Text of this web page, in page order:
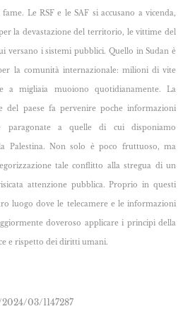
Le RSF e le SAF si accusano a vicenda,
la devastazione del territorio, le vittime del
versano i sistemi pubblici. Quello in Sudan è
la comunità internazionale: milioni di vite
migliaia muoiono quotidianamente. La
del paese fa pervenire poche informazioni
a quelle di cui disponiamo
Palestina. Non solo è poco fruttuoso, ma
tale conflitto alla stregua di un
attenzione pubblica. Proprio in questi
luogo dove le telecamere e le informazioni
doveroso applicare i principi della
e rispetto dei diritti umani.
03/1147287